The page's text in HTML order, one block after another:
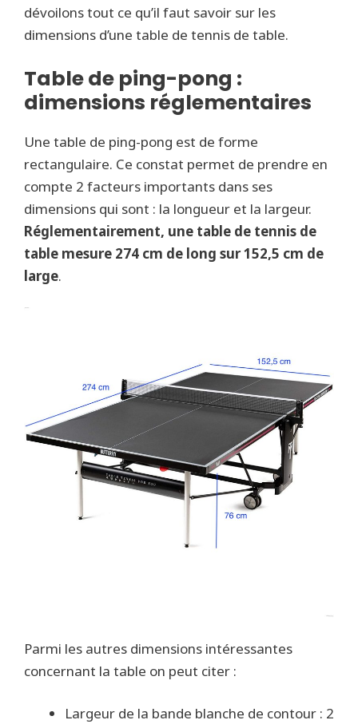
dévoilons tout ce qu’il faut savoir sur les
dimensions d’une table de tennis de table.
Table de ping-pong :
dimensions réglementaires
Une table de ping-pong est de forme
rectangulaire. Ce constat permet de prendre en
compte 2 facteurs importants dans ses
dimensions qui sont : la longueur et la largeur.
Réglementairement, une table de tennis de
table mesure 274 cm de long sur 152,5 cm de
large.
Parmi les autres dimensions intéressantes
concernant la table on peut citer :
Largeur de la bande blanche de contour : 2